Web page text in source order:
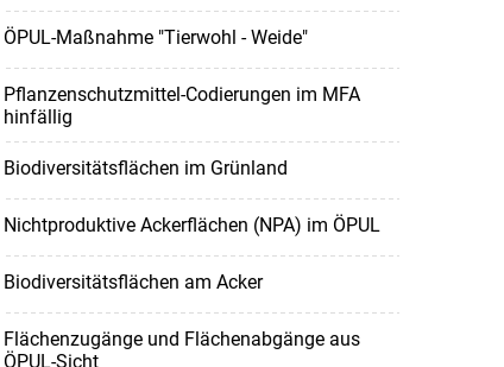
ÖPUL-Maßnahme "Tierwohl - Weide"
Pflanzenschutzmittel-Codierungen im MFA
hinfällig
Biodiversitätsflächen im Grünland
Nichtproduktive Ackerflächen (NPA) im ÖPUL
Biodiversitätsflächen am Acker
Flächenzugänge und Flächenabgänge aus
ÖPUL-Sicht